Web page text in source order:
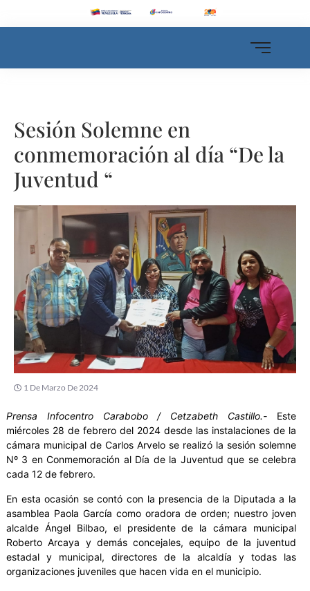
Sesión Solemne en
conmemoración al día “De la
Juventud “
1 De Marzo De 2024
Prensa Infocentro Carabobo / Cetzabeth Castillo.- Este
miércoles 28 de febrero del 2024 desde las instalaciones de la
cámara municipal de Carlos Arvelo se realizó la sesión solemne
Nº 3 en Conmemoración al Día de la Juventud que se celebra
cada 12 de febrero.
En esta ocasión se contó con la presencia de la Diputada a la
asamblea Paola García como oradora de orden; nuestro joven
alcalde Ángel Bilbao, el presidente de la cámara municipal
Roberto Arcaya y demás concejales, equipo de la juventud
estadal y municipal, directores de la alcaldía y todas las
organizaciones juveniles que hacen vida en el municipio.